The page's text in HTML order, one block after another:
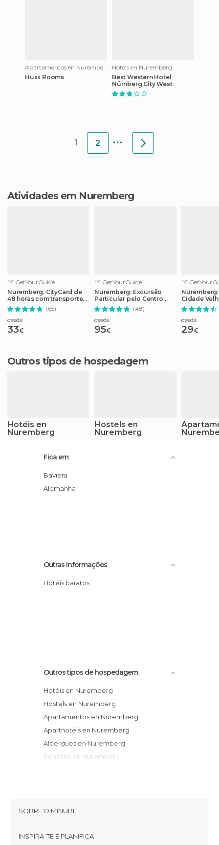
Huxx Rooms
Hotéis en Nuremberg
Best Western Hotel
Nürnberg City West
1 2 ...
Atividades em Nuremberg
GetYourGuide
Nuremberg: CityCard de
48 horas com transporte
público gratuito
(65)
desde
33€
GetYourGuide
Nuremberg: Excursão
Particular pelo Centro
Histórico
(48)
desde
95€
Cidade
Partido
desde
29€
Outros tipos de hospedagem
Hotéis en
Nuremberg
Hostels en
Nuremberg
Fica em
Baviera
Alemanha
Outras informações
Hotéis baratos
Outros tipos de hospedagem
Hotéis en Nuremberg
Hostels en Nuremberg
Apartamentos en Nuremberg
Aparthotéis en Nuremberg
Albergues en Nuremberg
Pensões en Nuremberg
SOBRE O MINUBE
INSPIRA-TE E PLANIFICA